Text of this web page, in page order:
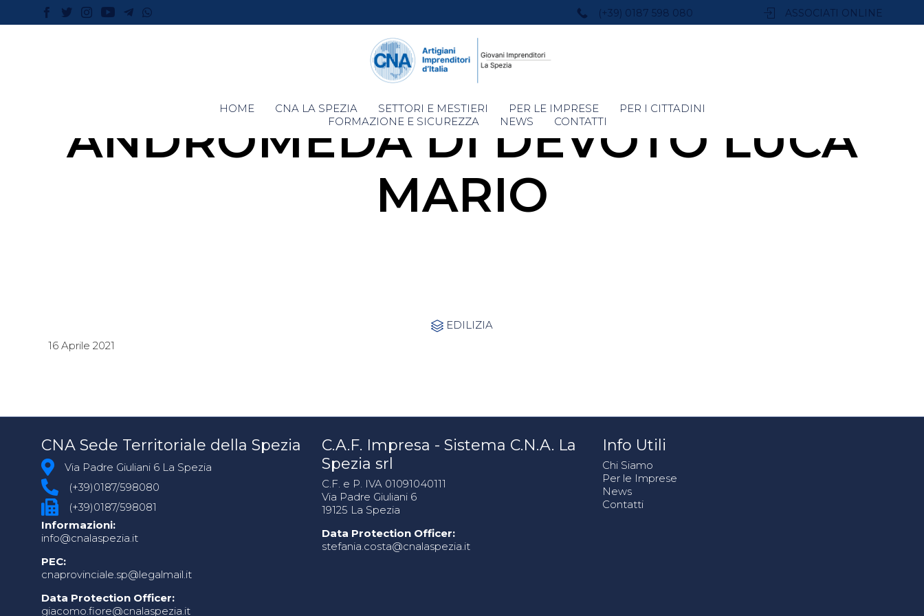
(+39) 0187 598 080 ASSOCIATI ONLINE
Skip
to
HOME CNA LA SPEZIA SETTORI E MESTIERI PER LE IMPRESE
PER I CITTADINI
FORMAZIONE E SICUREZZA
NEWS CONTATTI
ANDROMEDA DI DEVOTO LUCA
MARIO
 Category
EDILIZIA
16 Aprile 2021
CNA Sede Territoriale della Spezia
Via Padre Giuliani 6 La Spezia
(+39)0187/598080
(+39)0187/598081
Informazioni:
info@cnalaspezia.it
PEC:
cnaprovinciale.sp@legalmail.it
Data Protection Officer:
giacomo.fiore@cnalaspezia.it
C.A.F. Impresa - Sistema C.N.A. La
Spezia srl
C.F. e P. IVA 01091040111
Via Padre Giuliani 6
19125 La Spezia
Data Protection Officer:
stefania.costa@cnalaspezia.it
Info Utili
Chi Siamo
Per le Imprese
News
Contatti